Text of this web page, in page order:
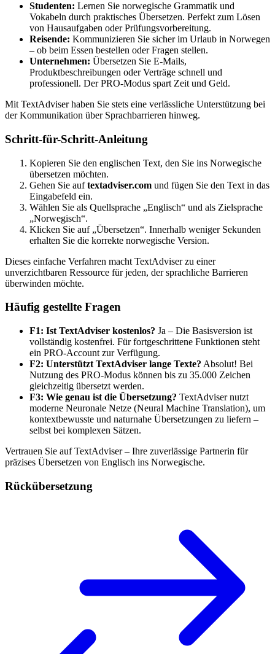
Studenten: Lernen Sie norwegische Grammatik und
Vokabeln durch praktisches Übersetzen. Perfekt zum Lösen
von Hausaufgaben oder Prüfungsvorbereitung.
Reisende: Kommunizieren Sie sicher im Urlaub in Norwegen
– ob beim Essen bestellen oder Fragen stellen.
Unternehmen: Übersetzen Sie E-Mails,
Produktbeschreibungen oder Verträge schnell und
professionell. Der PRO-Modus spart Zeit und Geld.
Mit TextAdviser haben Sie stets eine verlässliche Unterstützung bei
der Kommunikation über Sprachbarrieren hinweg.
Schritt-für-Schritt-Anleitung
Kopieren Sie den englischen Text, den Sie ins Norwegische
übersetzen möchten.
Gehen Sie auftextadviser.com und fügen Sie den Text in das
Eingabefeld ein.
Wählen Sie als Quellsprache „Englisch“ und als Zielsprache
„Norwegisch“.
Klicken Sie auf „Übersetzen“. Innerhalb weniger Sekunden
erhalten Sie die korrekte norwegische Version.
Dieses einfache Verfahren macht TextAdviser zu einer
unverzichtbaren Ressource für jeden, der sprachliche Barrieren
überwinden möchte.
Häufig gestellte Fragen
F1: Ist TextAdviser kostenlos? Ja – Die Basisversion ist
vollständig kostenfrei. Für fortgeschrittene Funktionen steht
ein PRO-Account zur Verfügung.
F2: Unterstützt TextAdviser lange Texte? Absolut! Bei
Nutzung des PRO-Modus können bis zu 35.000 Zeichen
gleichzeitig übersetzt werden.
F3: Wie genau ist die Übersetzung? TextAdviser nutzt
moderne Neuronale Netze (Neural Machine Translation), um
kontextbewusste und naturnahe Übersetzungen zu liefern –
selbst bei komplexen Sätzen.
Vertrauen Sie auf TextAdviser – Ihre zuverlässige Partnerin für
präzises Übersetzen von Englisch ins Norwegische.
Rückübersetzung